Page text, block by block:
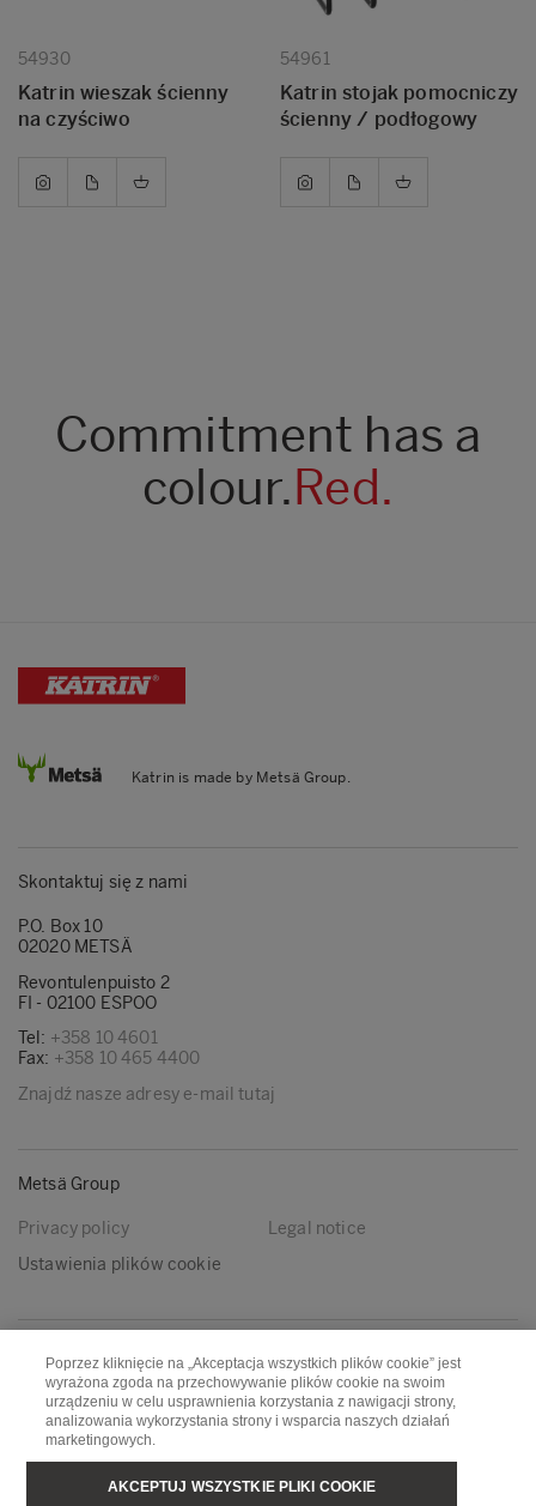
54930
Katrin wieszak ścienny
na czyściwo
54961
Katrin stojak pomocniczy
ścienny / podłogowy
Commitment has a
colour.Red.
Katrin is made by Metsä Group.
Skontaktuj się z nami
P.O. Box 10
02020 METSÄ
Revontulenpuisto 2
FI - 02100 ESPOO
Tel: +358 10 4601
Fax: +358 10 465 4400
Znajdź nasze adresy e-mail tutaj
Metsä Group
Privacy policy
Legal notice
Ustawienia plików cookie
Podążaj za nami
LinkedIn Youtube
Metsä Board Metsä Fibre
Poprzez kliknięcie na „Akceptacja wszystkich plików cookie” jest
wyrażona zgoda na przechowywanie plików cookie na swoim
urządzeniu w celu usprawnienia korzystania z nawigacji strony,
analizowania wykorzystania strony i wsparcia naszych działań
marketingowych.
AKCEPTUJ WSZYSTKIE PLIKI COOKIE